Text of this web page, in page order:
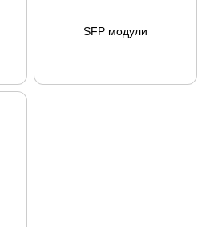
SFP модули